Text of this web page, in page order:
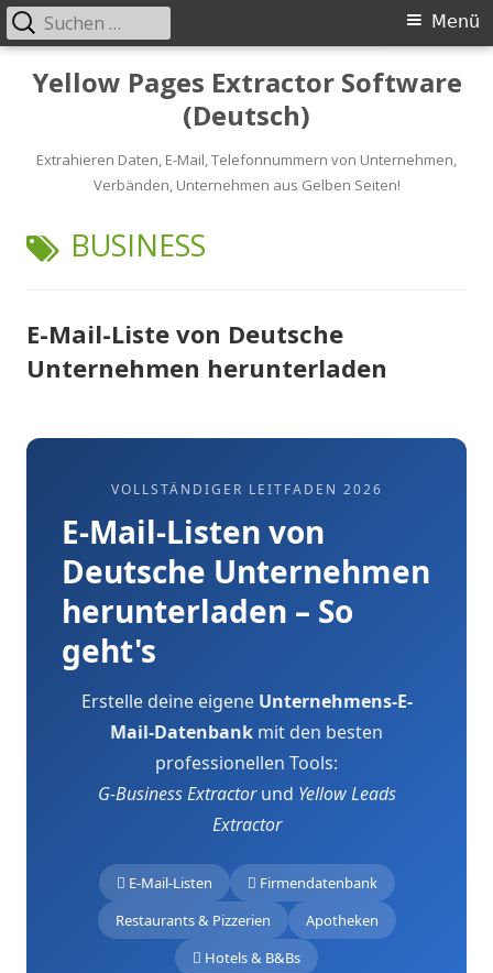
SpringeYellow Pages Extractor Software
(Deutsch)
Extrahieren Daten, E-Mail, Telefonnummern von Unternehmen,
Verbänden, Unternehmen aus Gelben Seiten!
Primäres
Menü
Menü
Suche
nach:
SCHLAGWORT:
BUSINESS
E-Mail-Liste von Deutsche
Unternehmen herunterladen
VOLLSTÄNDIGER LEITFADEN 2026
E-Mail-Listen von
Deutsche Unternehmen
herunterladen – So
geht's
Erstelle deine eigene Unternehmens-E-
Mail-Datenbank mit den besten
professionellen Tools:
G-Business Extractorund Yellow Leads
Extractor
E-Mail-Listen
Firmendatenbank
Restaurants & Pizzerien
Apotheken
Hotels & B&Bs